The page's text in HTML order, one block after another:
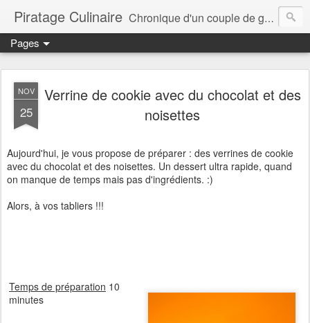
Piratage Culinaire Chronique d'un couple de gourmands
Pages
NOV
25
Verrine de cookie avec du chocolat et des
noisettes
Aujourd'hui, je vous propose de préparer : des verrines de cookie
avec du chocolat et des noisettes. Un dessert ultra rapide, quand
on manque de temps mais pas d'ingrédients. :)
Alors, à vos tabliers !!!
Temps de préparation 10
minutes